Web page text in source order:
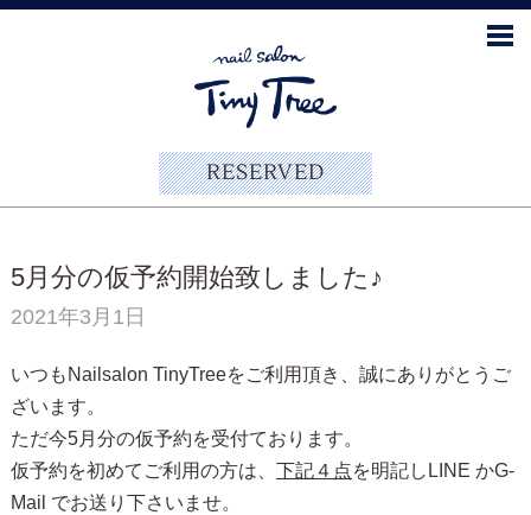
RESERVED
5月分の仮予約開始致しました♪
2021年3月1日
いつもNailsalon TinyTreeをご利用頂き、誠にありがとうご
ざいます。
ただ今5月分の仮予約を受付ております。
仮予約を初めてご利用の方は、 下記４点を明記しLINE かG-
Mail でお送り下さいませ。